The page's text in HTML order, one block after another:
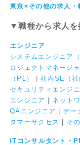
東京×その他の求人・
▼職種から求人を
エンジニア
システムエンジニア（
ロジェクトマネージ
（PL）
|社内SE（社
セキュリティエンジ
エンジニア
ネット
QAエンジニア
|デー
タマーサクセス
そ
ITコンサルタント・